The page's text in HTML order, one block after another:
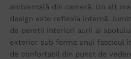
ambientală din cameră. Un alt
design este reflexia internă:
de pereții interiori aurii ai
exterior sub forma unui fascicul
de confortabil din punct de